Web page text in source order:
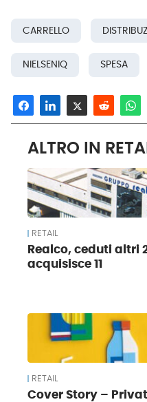
CARRELLO
NIELSENIQ SPESA
ALTRO IN
RETAIL
Realco, ceduti altri
acquisisce 11
RETAIL
Cover Story –